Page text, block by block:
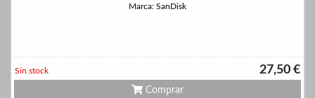
Marca: SanDisk
27,50 €
Sin stock
Comprar